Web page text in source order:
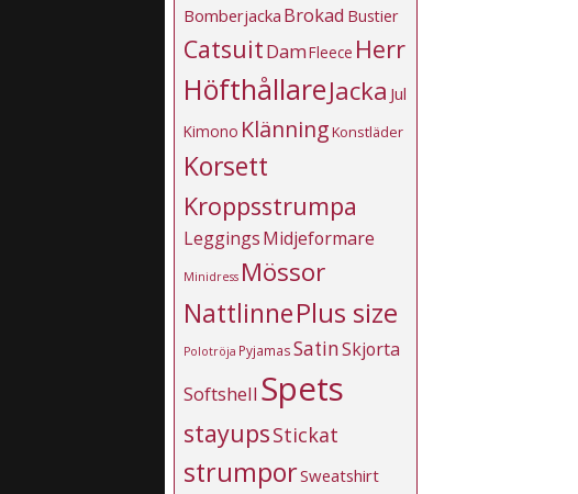
Bomberjacka Brokad Bustier
CatsuitDamFleece Herr
HöfthållareJacka Jul
Kimono KlänningKonstläder
Korsett
Kroppsstrumpa
LeggingsMidjeformare
Minidress Mössor
NattlinnePlus size
Polotröja PyjamasSatinSkjorta
Softshell Spets
stayupsStickat
strumporSweatshirt